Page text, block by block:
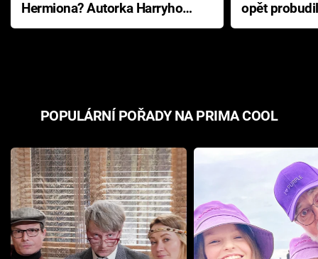
Hermiona? Autorka Harryho
Pottera přišla s ráznou
opět
přichází s
POPULÁRNÍ POŘADY NA PRIMA COOL